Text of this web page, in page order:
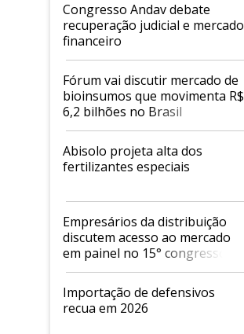
Congresso Andav debate
recuperação judicial e mercado
financeiro
Fórum vai discutir mercado de
bioinsumos que movimenta R$
6,2 bilhões no Brasil
Abisolo projeta alta dos
fertilizantes especiais
Empresários da distribuição
discutem acesso ao mercado
em painel no 15° congresso
Andav
Importação de defensivos
recua em 2026